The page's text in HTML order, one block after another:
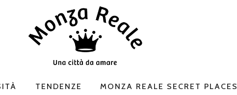
TENDENZE MONZA REALE SECRET PLACES